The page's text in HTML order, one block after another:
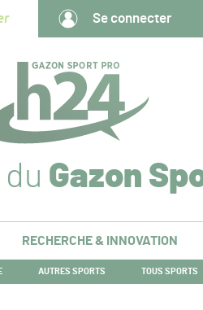
Se connecter
du Gazon
RECHERCHE & INNOVATION
AUTRES SPORTS TOUS SPORTS